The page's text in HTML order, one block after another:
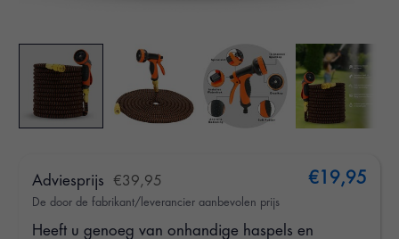
Adviesprijs €39,95
De door de fabrikant/leverancier aanbevolen prijs
€19,95
Heeft u genoeg van onhandige haspels en